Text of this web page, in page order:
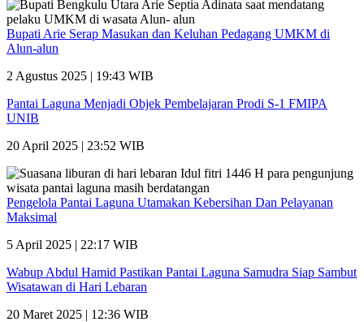
Bupati Arie Serap Masukan dan Keluhan Pedagang UMKM di
Alun-alun
2 Agustus 2025 | 19:43 WIB
Pantai Laguna Menjadi Objek Pembelajaran Prodi S-1 FMIPA
UNIB
20 April 2025 | 23:52 WIB
Pengelola Pantai Laguna Utamakan Kebersihan Dan Pelayanan
Maksimal
5 April 2025 | 22:17 WIB
Wabup Abdul Hamid Pastikan Pantai Laguna Samudra Siap Sambut
Wisatawan di Hari Lebaran
20 Maret 2025 | 12:36 WIB